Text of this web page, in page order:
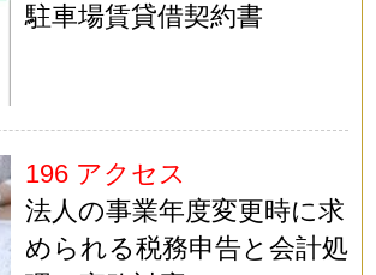
駐車場賃貸借契約書
196 アクセス
法人の事業年度変更時に求
められる税務申告と会計処